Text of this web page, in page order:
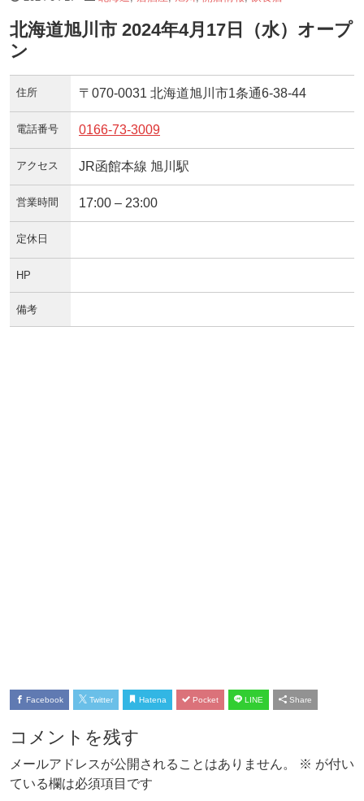
北海道旭川市 2024年4月17日（水）オープ
ン
住所 〒070-0031 北海道旭川市1条通6-38-44
電話番号 0166-73-3009
アクセス JR函館本線 旭川駅
営業時間 17:00 – 23:00
定休日
HP
備考
Facebook Twitter Hatena Pocket LINE Share
コメントを残す
メールアドレスが公開されることはありません。 ※ が付い
ている欄は必須項目です